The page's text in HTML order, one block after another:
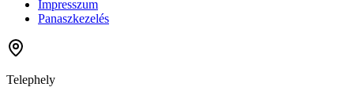
Impresszum
Panaszkezelés
Telephely